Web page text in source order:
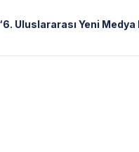
“6. Uluslararası Yeni